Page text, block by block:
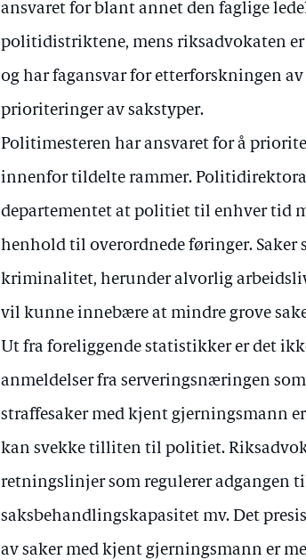
ansvaret for blant annet den faglige
politidistriktene, mens riksadvokaten
og har fagansvar for etterforskningen
prioriteringer av sakstyper.
Politimesteren har ansvaret for å
innenfor tildelte rammer.
departementet at politiet til enhver tid
henhold til overordnede føringer.
kriminalitet, herunder alvorlig
vil kunne innebære at mindre grove
Ut fra foreliggende statistikker er det
anmeldelser fra serveringsnæringen
straffesaker med kjent gjerningsmann
kan svekke tilliten til politiet.
retningslinjer som regulerer adgangen
saksbehandlingskapasitet mv. Det
av saker med kjent gjerningsmann er